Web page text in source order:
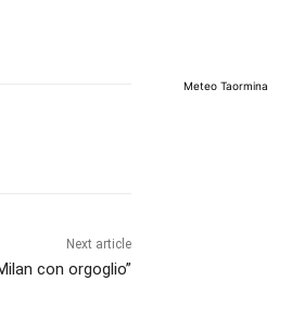
Next article
con orgoglio”
Meteo Taormina